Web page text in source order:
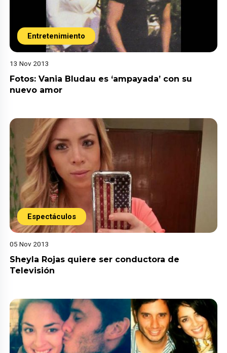
Entretenimiento
13 Nov 2013
Fotos: Vania Bludau es ‘ampayada’ con su
nuevo amor
Espectáculos
05 Nov 2013
Sheyla Rojas quiere ser conductora de
Televisión